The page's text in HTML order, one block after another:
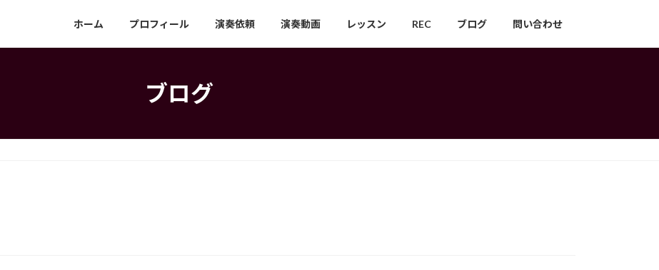
ホーム プロフィール 演奏依頼 演奏動画 レッスン REC ブログ 問い合わせ
ブログ